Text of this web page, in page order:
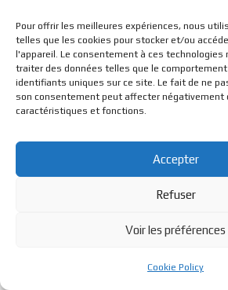
Pour offrir les meilleures expériences, nous
telles que les cookies pour stocker et/ou
l'appareil. Le consentement à ces technologies
traiter des données telles que le
identifiants uniques sur ce site. Le fait de ne
son consentement peut affecter négativement
caractéristiques et fonctions.
Accepter
Refuser
Voir les préférences
Cookie Policy
© BL Optique - 22 Rue de la Cueille -
Claude - 2023 - Tous droits